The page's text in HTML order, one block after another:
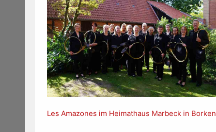
Les Amazones im Heimathaus Marbeck in Borken